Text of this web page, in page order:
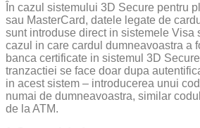
În cazul sistemului 3D Secure pentru
sau MasterCard, datele legate de
sunt introduse direct in sistemele Visa
cazul in care cardul dumneavoastra a
banca certificate in sistemul 3D
tranzactiei se face doar dupa
in acest sistem – introducerea unui
numai de dumneavoastra, similar
de la ATM.